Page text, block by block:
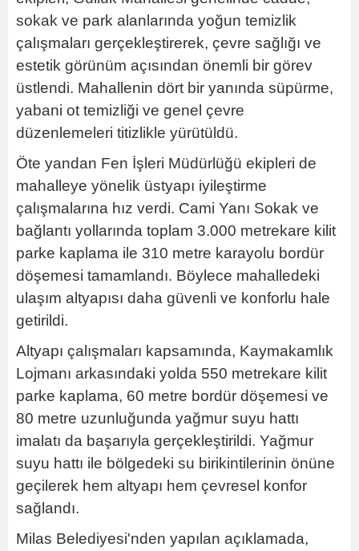
sokak ve park alanlarında yoğun temizlik
çalışmaları gerçekleştirerek, çevre sağlığı ve
estetik görünüm açısından önemli bir görev
üstlendi. Mahallenin dört bir yanında süpürme,
yabani ot temizliği ve genel çevre
düzenlemeleri titizlikle yürütüldü.
Öte yandan Fen İşleri Müdürlüğü ekipleri de
mahalleye yönelik üstyapı iyileştirme
çalışmalarına hız verdi. Cami Yanı Sokak ve
bağlantı yollarında toplam 3.000 metrekare kilit
parke kaplama ile 310 metre karayolu bordür
döşemesi tamamlandı. Böylece mahalledeki
ulaşım altyapısı daha güvenli ve konforlu hale
getirildi.
Altyapı çalışmaları kapsamında, Kaymakamlık
Lojmanı arkasındaki yolda 550 metrekare kilit
parke kaplama, 60 metre bordür döşemesi ve
80 metre uzunluğunda yağmur suyu hattı
imalatı da başarıyla gerçekleştirildi. Yağmur
suyu hattı ile bölgedeki su birikintilerinin önüne
geçilerek hem altyapı hem çevresel konfor
sağlandı.
Milas Belediyesi'nden yapılan açıklamada,